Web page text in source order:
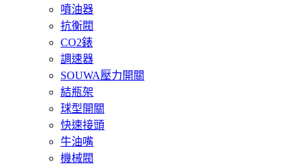
噴油器
抗衡閥
CO2錶
調速器
SOUWA壓力開關
結瓶架
球型開關
快速接頭
牛油嘴
機械閥